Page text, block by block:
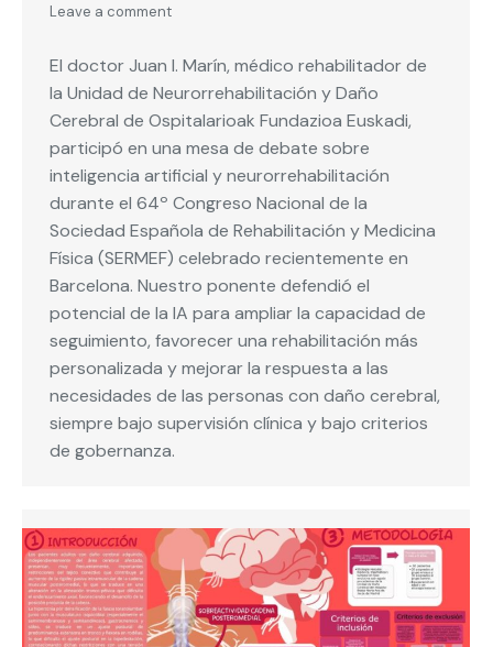
Leave a comment
El doctor Juan I. Marín, médico rehabilitador de
la Unidad de Neurorrehabilitación y Daño
Cerebral de Ospitalarioak Fundazioa Euskadi,
participó en una mesa de debate sobre
inteligencia artificial y neurorrehabilitación
durante el 64º Congreso Nacional de la
Sociedad Española de Rehabilitación y Medicina
Física (SERMEF) celebrado recientemente en
Barcelona. Nuestro ponente defendió el
potencial de la IA para ampliar la capacidad de
seguimiento, favorecer una rehabilitación más
personalizada y mejorar la respuesta a las
necesidades de las personas con daño cerebral,
siempre bajo supervisión clínica y bajo criterios
de gobernanza.